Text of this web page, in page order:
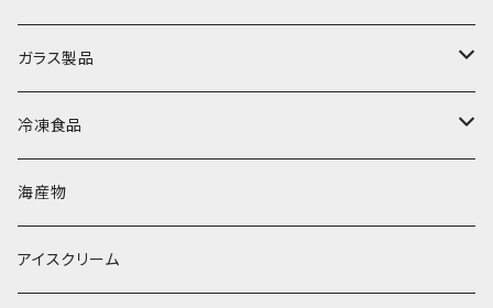
直径70mm
直径65mm
角氷
砕氷
氷河の氷
氷アイテム
無果汁1.8Lパック
無果汁1Lパック
かき氷機・かき氷器
かき氷カップ
発泡スチロール無地-使い捨て
発泡スチロールプリント柄
かき氷スプーン・スプーンストロー
プラスチック・スプーン
コンデンスミルク・練乳・あんこ
ドライアイス3ｋｇ
ドライアイス4ｋｇ
ドライアイス5ｋｇ
ドライアイス8ｋｇ
ガラス製品
オンザロック・グラス
ビール・グラス
タンブラー
冷凍食品
肉まん・あんまん
パスタ・スパゲッティ
海産物
アイスクリーム